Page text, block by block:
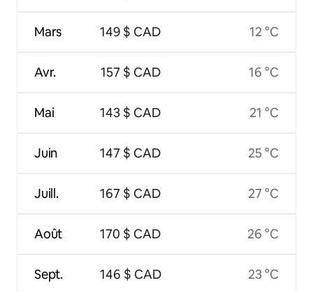
Mars
Avr.
Mai
Juin
Juill.
Août
Sept.
149 $ CAD
157 $ CAD
143 $ CAD
147 $ CAD
167 $ CAD
170 $ CAD
146 $ CAD
12 °C
16 °C
21 °C
25 °C
27 °C
26 °C
23 °C